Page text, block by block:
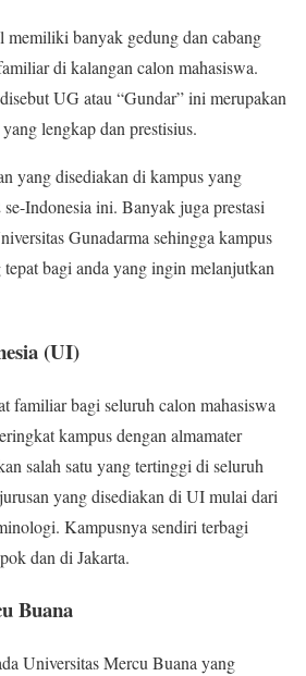
memiliki banyak gedung dan cabang
di kalangan calon mahasiswa.
UG atau “Gundar” ini merupakan
lengkap dan prestisius.
yang disediakan di kampus yang
Indonesia ini. Banyak juga prestasi
Gunadarma sehingga kampus
bagi anda yang ingin melanjutkan
(UI)
familiar bagi seluruh calon mahasiswa
kampus dengan almamater
salah satu yang tertinggi di seluruh
yang disediakan di UI mulai dari
Kampusnya sendiri terbagi
dan di Jakarta.
Buana
Universitas Mercu Buana yang